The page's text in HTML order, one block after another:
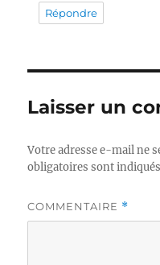
Répondre
Laisser un
Votre adresse e-mail ne
obligatoires sont
COMMENTAIRE *